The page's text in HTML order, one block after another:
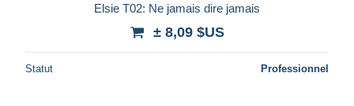
Elsie T02: Ne jamais dire jamais
± 8,09 $US
Statut Professionnel